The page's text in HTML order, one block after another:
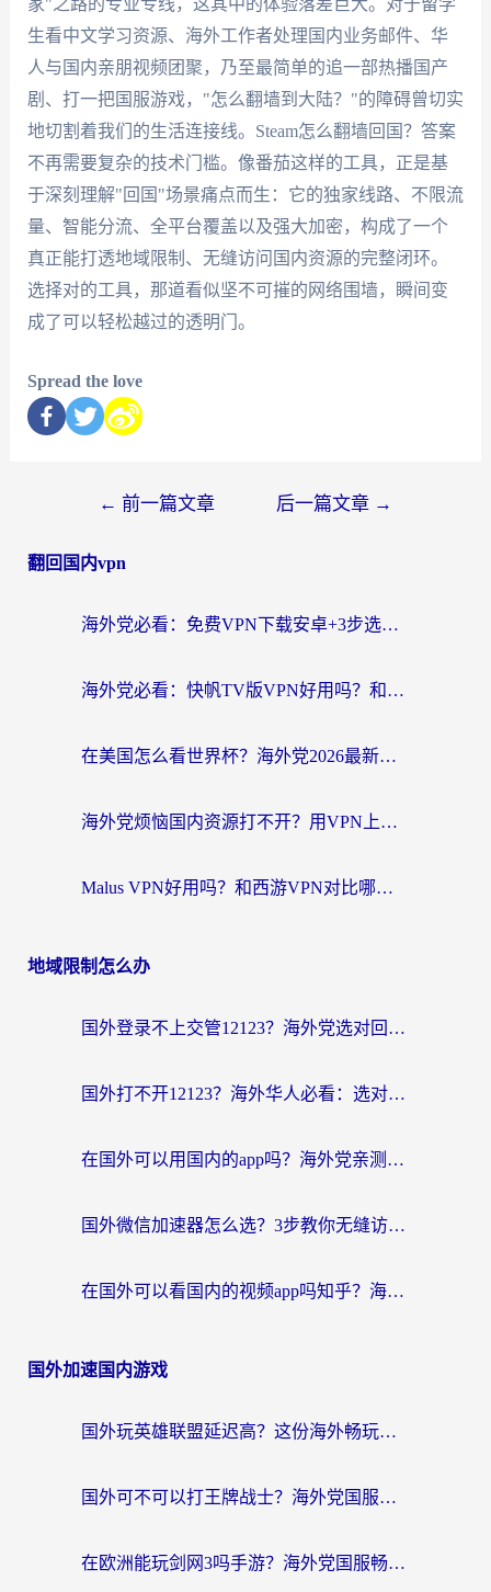
生看中文学习资源、海外工作者处理国内业务邮件、华
人与国内亲朋视频团聚，乃至最简单的追一部热播国产
剧、打一把国服游戏，"怎么翻墙到大陆？"的障碍曾切实
地切割着我们的生活连接线。Steam怎么翻墙回国？答案
不再需要复杂的技术门槛。像番茄这样的工具，正是基
于深刻理解"回国"场景痛点而生：它的独家线路、不限流
量、智能分流、全平台覆盖以及强大加密，构成了一个
真正能打透地域限制、无缝访问国内资源的完整闭环。
选择对的工具，那道看似坚不可摧的网络围墙，瞬间变
成了可以轻松越过的透明门。
Spread the love
← 前一篇文章 后一篇文章 →
翻回国内vpn
海外党必看：免费VPN下载安卓+3步选对国外到国内加速器，无缝刷国内资源
海外党必看：快帆TV版VPN好用吗？和斧牛手游VPN对比哪个回国效果更好？附电脑翻墙回国实用技巧
在美国怎么看世界杯？海外党2026最新回国加速器指南：从影音到游戏全搞定
海外党烦恼国内资源打不开？用VPN上海节点+这几点，轻松搞定回国加速！
Malus VPN好用吗？和西游VPN对比哪个回国效果更好？海外党亲测后的真实选择
地域限制怎么办
国外登录不上交管12123？海外党选对回国加速器，无缝访问国内资源不发愁
国外打不开12123？海外华人必看：选对回国加速器，无缝访问国内资源
在国外可以用国内的app吗？海外党亲测有效的回国加速方案
国外微信加速器怎么选？3步教你无缝访问国内资源（附避坑指南）
在国外可以看国内的视频app吗知乎？海外党亲测有效的追剧解决方案
国外加速国内游戏
国外玩英雄联盟延迟高？这份海外畅玩国服游戏的加速器终极指南帮你搞定
国外可不可以打王牌战士？海外党国服游戏加速终极指南（附3款热门游戏实测）
在欧洲能玩剑网3吗手游？海外党国服畅玩终极攻略（附三大热门游戏解决方案）